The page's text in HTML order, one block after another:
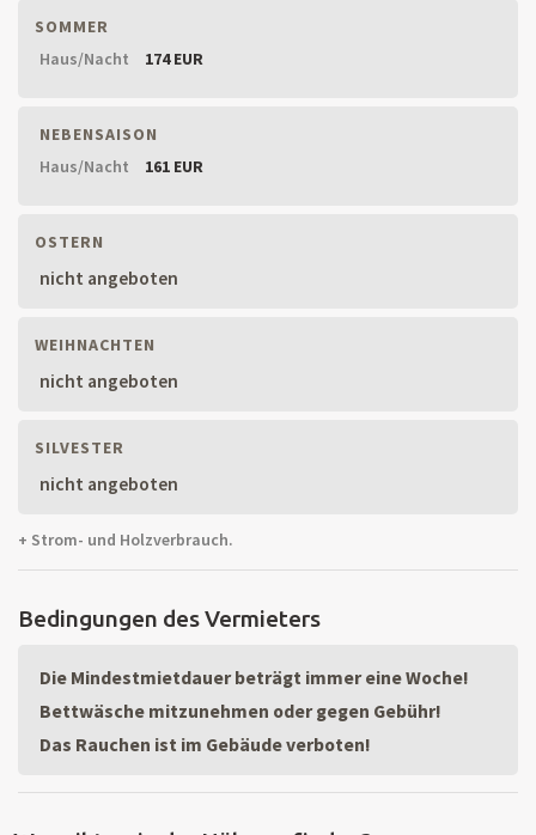
SOMMER
Haus/Nacht
174 EUR
NEBENSAISON
Haus/Nacht
161 EUR
OSTERN
nicht angeboten
WEIHNACHTEN
nicht angeboten
SILVESTER
nicht angeboten
+ Strom- und Holzverbrauch.
Bedingungen des Vermieters
Die Mindestmietdauer beträgt immer eine Woche!
Bettwäsche mitzunehmen oder gegen Gebühr!
Das Rauchen ist im Gebäude verboten!